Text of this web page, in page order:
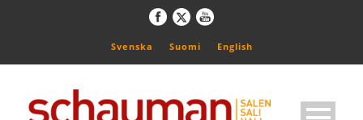
Svenska Suomi English